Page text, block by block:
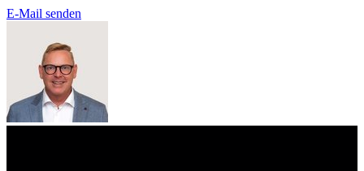
E-Mail senden